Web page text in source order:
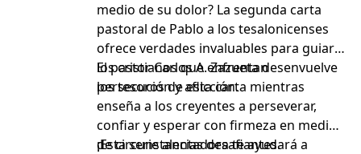
medio de su dolor? La segunda carta
pastoral de Pablo a los tesalonicenses
ofrece verdades invaluables para guiar a
los cristianos que enfrentan
persecución y aflicción.
El pastor Carlos A. Zazueta desenvuelve
los tesoros de esta carta mientras
enseña a los creyentes a perseverar,
confiar y esperar con firmeza en medio
de circunstancias desafiantes.
¡Esta serie alentadora te ayudará a